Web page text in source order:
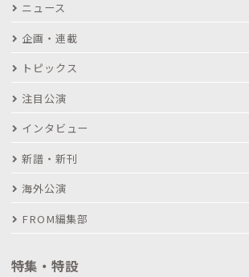
ニュース
企画・連載
トピックス
注目公演
インタビュー
新譜・新刊
海外公演
FROM編集部
特集・特設